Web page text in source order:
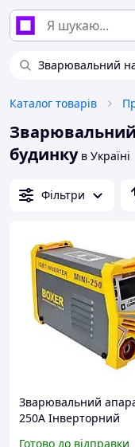
Зварювальний
Каталог товарів
будинкув Україні
Фільтри
Зварювальний
250А Інверторний
Готово до відправки